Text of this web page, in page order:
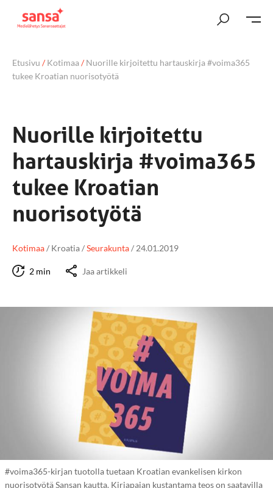
Etusivu /Kotimaa/Nuorille kirjoitettu hartauskirja #voima365
tukee Kroatian nuorisotyötä
Nuorille kirjoitettu
hartauskirja #voima365
tukee Kroatian
nuorisotyötä
Kotimaa/ Kroatia/Seurakunta/ 24.01.2019
2 min Jaa artikkeli
#voima365-kirjan tuotolla tuetaan Kroatian evankelisen kirkon
nuorisotyötä Sansan kautta. Kirjapajan kustantama teos on saatavilla